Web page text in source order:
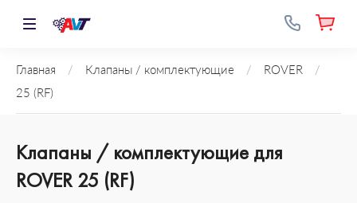
Главная / Клапаны / комплектующие / ROVER
/
25 (RF)
Клапаны / комплектующие для
ROVER 25 (RF)